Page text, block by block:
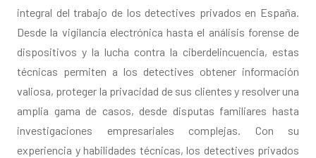
integral del trabajo de los detectives privados en España.
Desde la vigilancia electrónica hasta el análisis forense de
dispositivos y la lucha contra la ciberdelincuencia, estas
técnicas permiten a los detectives obtener información
valiosa, proteger la privacidad de sus clientes y resolver una
amplia gama de casos, desde disputas familiares hasta
investigaciones empresariales complejas. Con su
experiencia y habilidades técnicas, los detectives privados